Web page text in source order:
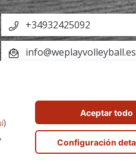
+34932425092
info@weplayvolleyball.es